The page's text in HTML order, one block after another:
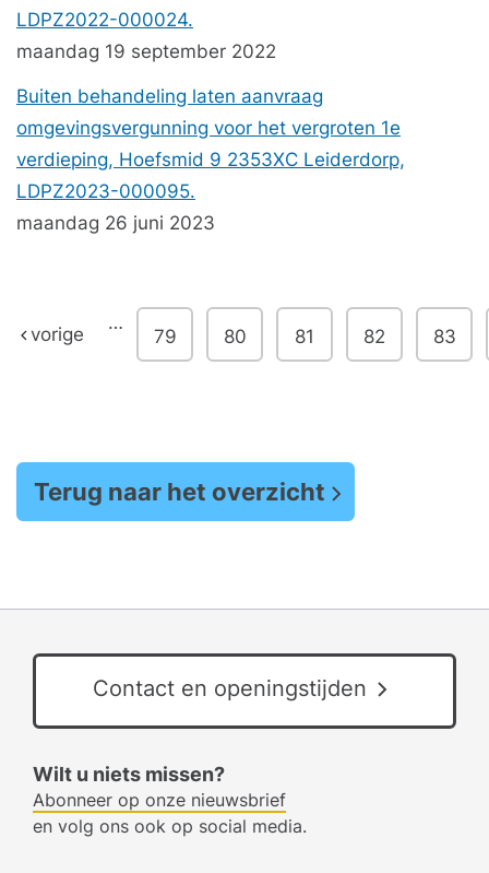
LDPZ2022-000024.
maandag 19 september 2022
Buiten behandeling laten aanvraag
omgevingsvergunning voor het vergroten 1e
verdieping, Hoefsmid 9 2353XC Leiderdorp,
LDPZ2023-000095.
maandag 26 juni 2023
vorige
…
79 80 81 82 83
Terug naar het overzicht
Contact en openingstijden
Wilt u niets missen?
Abonneer op onze nieuwsbrief
en volg ons ook op social media.